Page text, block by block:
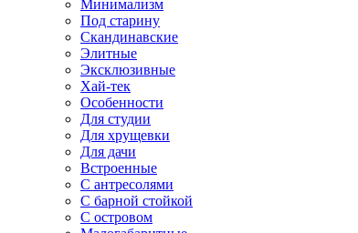
Минимализм
Под старину
Скандинавские
Элитные
Эксклюзивные
Хай-тек
Особенности
Для студии
Для хрущевки
Для дачи
Встроенные
С антресолями
С барной стойкой
С островом